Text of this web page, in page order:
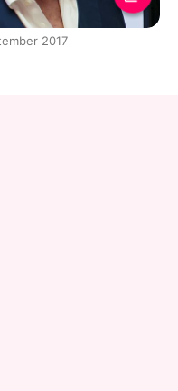
2017